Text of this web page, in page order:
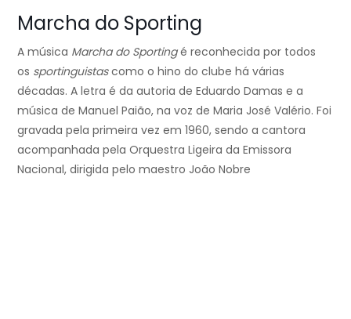
Marcha do Sporting
A música Marcha do Sportingé reconhecida por todos
os sportinguistascomo o hino do clube há várias
décadas. A letra é da autoria de Eduardo Damas e a
música de Manuel Paião, na voz de Maria José Valério. Foi
gravada pela primeira vez em 1960, sendo a cantora
acompanhada pela Orquestra Ligeira da Emissora
Nacional, dirigida pelo maestro João Nobre